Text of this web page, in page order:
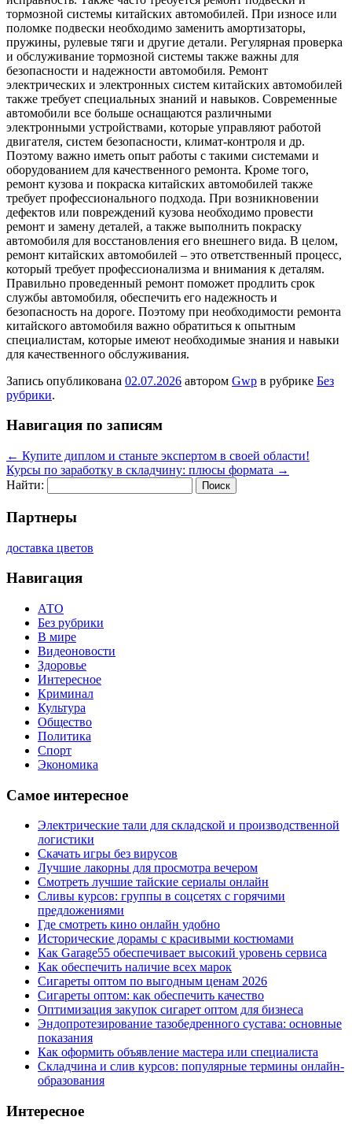
тормозной системы китайских автомобилей. При износе или
поломке подвески необходимо заменить амортизаторы,
пружины, рулевые тяги и другие детали. Регулярная проверка
и обслуживание тормозной системы также важны для
безопасности и надежности автомобиля. Ремонт
электрических и электронных систем китайских автомобилей
также требует специальных знаний и навыков. Современные
автомобили все больше оснащаются различными
электронными устройствами, которые управляют работой
двигателя, систем безопасности, климат-контроля и др.
Поэтому важно иметь опыт работы с такими системами и
оборудованием для качественного ремонта. Кроме того,
ремонт кузова и покраска китайских автомобилей также
требует профессионального подхода. При возникновении
дефектов или повреждений кузова необходимо провести
ремонт и замену деталей, а также выполнить покраску
автомобиля для восстановления его внешнего вида. В целом,
ремонт китайских автомобилей – это ответственный процесс,
который требует профессионализма и внимания к деталям.
Правильно проведенный ремонт поможет продлить срок
службы автомобиля, обеспечить его надежность и
безопасность на дороге. Поэтому при необходимости ремонта
китайского автомобиля важно обратиться к опытным
специалистам, которые имеют необходимые знания и навыки
для качественного обслуживания.
Запись опубликована 02.07.2026 автором Gwp в рубрике Без
рубрики.
Навигация по записям
← Купите диплом и станьте экспертом в своей области!
Курсы по заработку в складчину: плюсы формата →
Найти:
Партнеры
доставка цветов
Навигация
АТО
Без рубрики
В мире
Видеоновости
Здоровье
Интересное
Криминал
Культура
Общество
Политика
Спорт
Экономика
Самое интересное
Электрические тали для складской и производственной
логистики
Скачать игры без вирусов
Лучшие лакорны для просмотра вечером
Смотреть лучшие тайские сериалы онлайн
Сливы курсов: группы в соцсетях с горячими
предложениями
Где смотреть кино онлайн удобно
Исторические дорамы с красивыми костюмами
Как Garage55 обеспечивает высокий уровень сервиса
Как обеспечить наличие всех марок
Сигареты оптом по выгодным ценам 2026
Сигареты оптом: как обеспечить качество
Оптимизация закупок сигарет оптом для бизнеса
Эндопротезирование тазобедренного сустава: основные
показания
Как оформить объявление мастера или специалиста
Складчина и слив курсов: популярные термины онлайн-
образования
Интересное